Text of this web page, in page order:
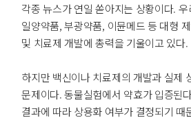
각종 뉴스가 연일 쏟아지는 상황이다.
일양약품, 부광약품, 이뮨메드 등 대형
및 치료제 개발에 총력을 기울이고 있다.
하지만 백신이나 치료제의 개발과 실제
문제이다. 동물실험에서 약효가 입증된
결과에 따라 상용화 여부가 결정되기 때